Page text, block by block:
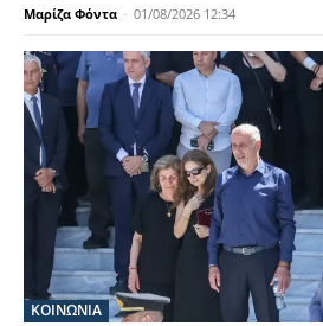
Μαρίζα Φόντα - 01/08/2026 12:34
ΚΟΙΝΩΝΙΑ